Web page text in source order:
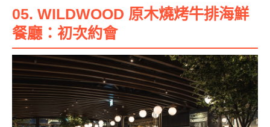
05. WILDWOOD 原木燒烤牛排海鮮
餐廳：初次約會